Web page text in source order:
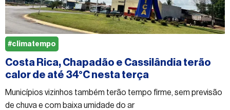
Costa Rica, Chapadão e Cassilândia terão
calor de até 34°C nesta terça
Municípios vizinhos também terão tempo firme, sem previsão
de chuva e com baixa umidade do ar
#climatempo